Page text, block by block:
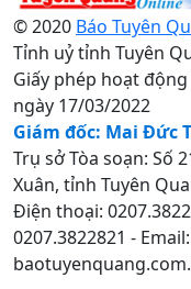
© 2020 Báo Tuyên
Tỉnh uỷ tỉnh Tuyên
Giấy phép hoạt động
ngày 17/03/2022
Giám đốc: Mai Đức
Trụ sở Tòa soạn: Số
Xuân, tỉnh Tuyên
Điện thoại:
0207.3822821 - Email: